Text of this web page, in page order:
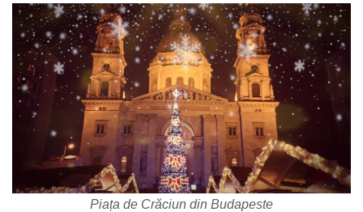
Piața de Crăciun din Budapeste